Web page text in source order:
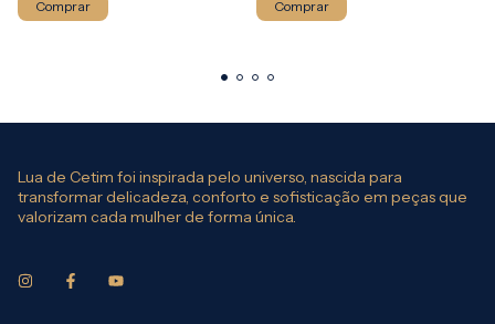
Comprar Comprar
Lua de Cetim foi inspirada pelo universo, nascida para
transformar delicadeza, conforto e sofisticação em peças que
valorizam cada mulher de forma única.